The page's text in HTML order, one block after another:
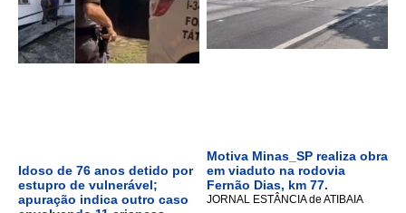
Idoso de 76 anos detido por
estupro de vulnerável;
apuração indica outro caso
Motiva Minas_SP realiza obra
em viaduto na rodovia
Fernão Dias, km 77.
JORNAL ESTÂNCIA de ATIBAIA